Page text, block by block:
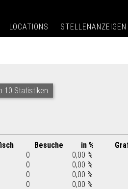
LOCATIONS STELLENANZEIGEN
10 Statistiken
Besuche in %
0
0,00 %
0
0,00 %
0
0,00 %
0
0,00 %